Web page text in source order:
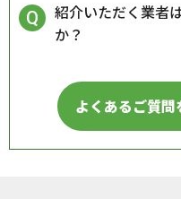
紹介いただく業者
か？
よくあるご質問